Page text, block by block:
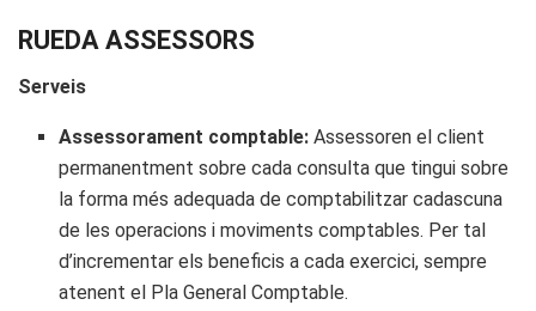
RUEDA ASSESSORS
Serveis
Assessorament comptable:Assessoren el client
permanentment sobre cada consulta que tingui sobre
la forma més adequada de comptabilitzar cadascuna
de les operacions i moviments comptables. Per tal
d’incrementar els beneficis a cada exercici, sempre
atenent el Pla General Comptable.